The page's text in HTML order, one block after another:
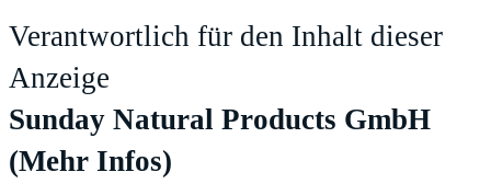
Verantwortlich für den Inhalt dieser
Anzeige
Sunday Natural Products GmbH
(Mehr Infos)